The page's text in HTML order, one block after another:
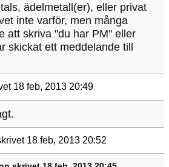
ädelmetall(er), eller privat
inte varför, men många
att skriva "du har PM" eller
skickat ett meddelande till
18 feb, 2013 20:49
18 feb, 2013 20:52